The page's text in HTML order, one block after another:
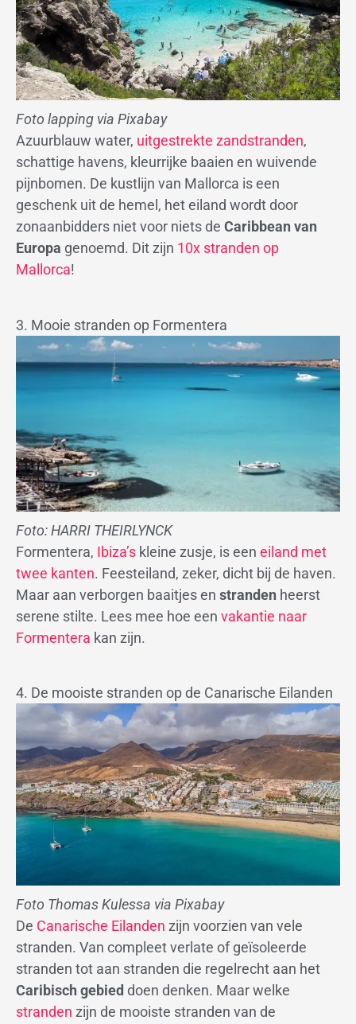
Foto lapping via Pixabay
Azuurblauw water, uitgestrekte zandstranden,
schattige havens, kleurrijke baaien en wuivende
pijnbomen. De kustlijn van Mallorca is een
geschenk uit de hemel, het eiland wordt door
zonaanbidders niet voor niets de Caribbean van
Europa genoemd. Dit zijn 10x stranden op
Mallorca!
3. Mooie stranden op Formentera
Foto: HARRI THEIRLYNCK
Formentera, Ibiza’s kleine zusje, is een eiland met
twee kanten. Feesteiland, zeker, dicht bij de haven.
Maar aan verborgen baaitjes en stranden heerst
serene stilte. Lees mee hoe een vakantie naar
Formentera kan zijn.
4. De mooiste stranden op de Canarische Eilanden
Foto Thomas Kulessa via Pixabay
De Canarische Eilanden zijn voorzien van vele
stranden. Van compleet verlate of geïsoleerde
stranden tot aan stranden die regelrecht aan het
Caribisch gebied doen denken. Maar welke
stranden zijn de mooiste stranden van de